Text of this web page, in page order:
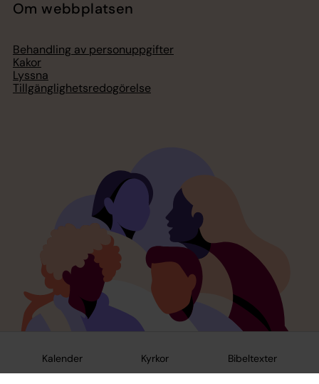
Kalender Kyrkor Bibeltexter
Om webbplatsen
Behandling av personuppgifter
Kakor
Lyssna
Tillgänglighetsredogörelse